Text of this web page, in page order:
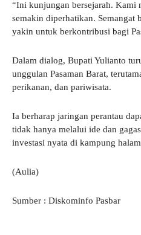
“Ini kunjungan bersejarah. Kami
semakin diperhatikan. Semangat
yakin untuk berkontribusi bagi
Dalam dialog, Bupati Yulianto
unggulan Pasaman Barat,
perikanan, dan pariwisata.
Ia berharap jaringan perantau
tidak hanya melalui ide dan
investasi nyata di kampung
(Aulia)
Sumber : Diskominfo Pasbar